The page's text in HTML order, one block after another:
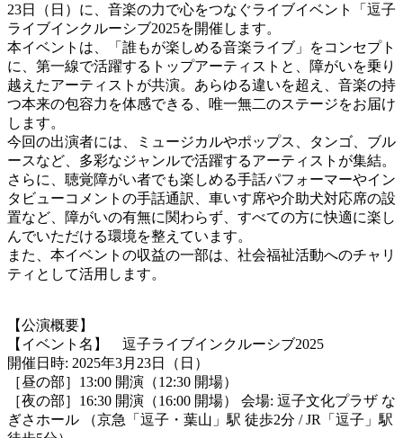
23日（日）に、音楽の力で心をつなぐライブイベント「逗子
ライブインクルーシブ2025を開催します。
本イベントは、「誰もが楽しめる音楽ライブ」をコンセプト
に、第一線で活躍するトップアーティストと、障がいを乗り
越えたアーティストが共演。あらゆる違いを超え、音楽の持
つ本来の包容力を体感できる、唯一無二のステージをお届け
します。
今回の出演者には、ミュージカルやポップス、タンゴ、ブル
ースなど、多彩なジャンルで活躍するアーティストが集結。
さらに、聴覚障がい者でも楽しめる手話パフォーマーやイン
タビューコメントの手話通訳、車いす席や介助犬対応席の設
置など、障がいの有無に関わらず、すべての方に快適に楽し
んでいただける環境を整えています。
また、本イベントの収益の一部は、社会福祉活動へのチャリ
ティとして活用します。
【公演概要】
【イベント名】 逗子ライブインクルーシブ2025
開催日時: 2025年3月23日（日）
［昼の部］13:00 開演（12:30 開場）
［夜の部］16:30 開演（16:00 開場） 会場: 逗子文化プラザ な
ぎさホール （京急「逗子・葉山」駅 徒歩2分 / JR「逗子」駅